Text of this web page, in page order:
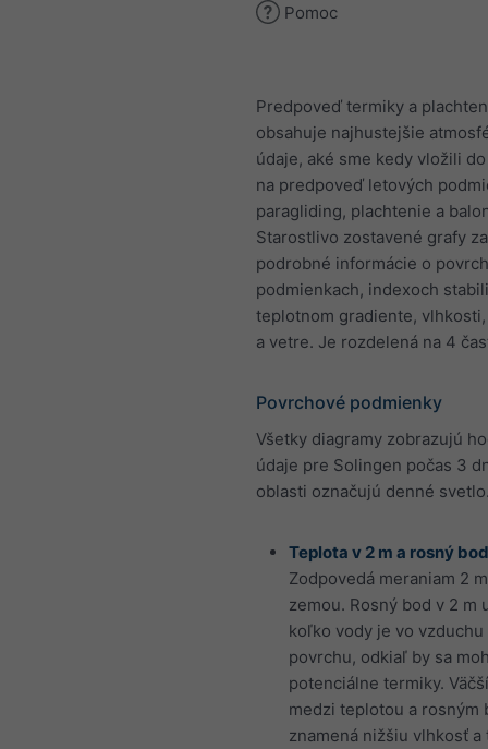
Pomoc
Predpoveď termiky a
obsahuje najhustejšie
údaje, aké sme kedy vložili
na predpoveď letových
paragliding, plachtenie a
Starostlivo zostavené grafy
podrobné informácie o
podmienkach, indexoch
teplotnom gradiente,
a vetre. Je rozdelená na 4
Povrchové podmienky
Všetky diagramy zobrazujú
údaje pre Solingen počas 3
oblasti označujú denné
Teplota v 2 m a rosný
Zodpovedá meraniam 2
zemou. Rosný bod v 2 m
koľko vody je vo
povrchu, odkiaľ by sa
potenciálne termiky.
medzi teplotou a rosným
znamená nižšiu vlhkosť a